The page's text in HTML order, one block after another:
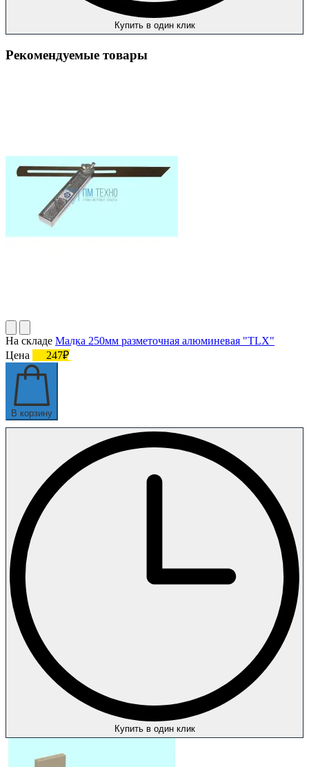
Купить в один клик
Рекомендуемые товары
На складе Малка 250мм разметочная алюминевая "TLX"
Цена
247₽
В корзину
Купить в один клик